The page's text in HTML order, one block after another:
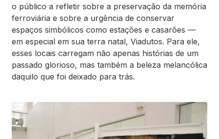
o público a refletir sobre a preservação da memória
ferroviária e sobre a urgência de conservar
espaços simbólicos como estações e casarões —
em especial em sua terra natal, Viadutos. Para ele,
esses locais carregam não apenas histórias de um
passado glorioso, mas também a beleza melancólica
daquilo que foi deixado para trás.